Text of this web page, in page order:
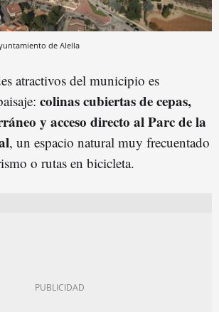
de Alella
atractivos del municipio es
colinas cubiertas de cepas,
y acceso directo al Parc de la
, un espacio natural muy frecuentado
o rutas en bicicleta.